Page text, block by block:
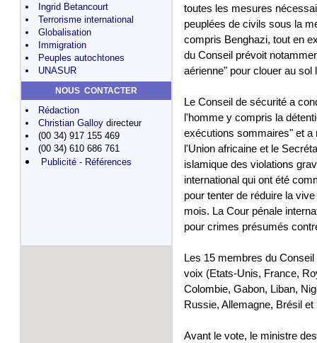
toutes les mesures
peuplées de civils sous la
compris Benghazi, tout en
du Conseil prévoit
aérienne" pour clouer au sol
Le Conseil de sécurité a
l'homme y compris la
exécutions sommaires" et a
l'Union africaine et le
islamique des violations
international qui ont été
pour tenter de réduire la
mois. La Cour pénale
pour crimes présumés
Les 15 membres du
voix (Etats-Unis, France,
Colombie, Gabon, Liban,
Russie, Allemagne, Brésil et
Avant le vote, le ministre
Ingrid Betancourt
Terrorisme international
Globalisation
Immigration
Peuples autochtones
UNASUR
NOUS CONTACTER
Rédaction
Christian Galloydirecteur
(00 34) 917 155 469
(00 34) 610 686 761
Publicité- Références